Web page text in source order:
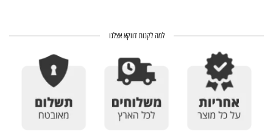
למה לקנות דווקא אצלנו